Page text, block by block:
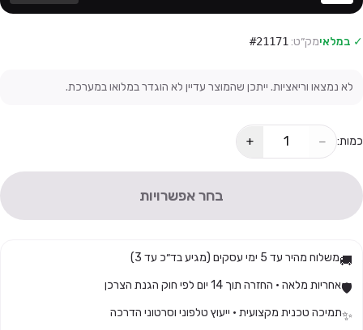
✓ במלאימק״ט: #21171
לא נמצאו וריאציות. ייתכן שהמוצר עדיין לא הוגדר במלואו במערכת.
כמות: −
+
בחר אפשרויות
🚚משלוח מהיר עד 5 ימי עסקים (מגיע בד״כ עד 3)
🛡️אחריות מלאה · החזרה תוך 14 יום לפי חוק הגנת הצרכן
✨תמיכה טכנית מקצועית · ייעוץ טלפוני וסרטוני הדרכה